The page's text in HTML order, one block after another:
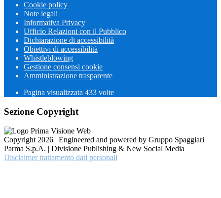
Cookie policy
Note legali
Informativa Privacy
Ufficio Relazioni con il Pubblico
Dichiarazione di accessibilità
Obiettivi di accessibilità
Whistleblowing
Gestione consensi cookie
Amministrazione trasparente
Pagina visualizzata 433 volte
Sezione Copyright
Copyright 2026 | Engineered and powered by Gruppo Spaggiari
Parma S.p.A. | Divisione Publishing & New Social Media
Disclaimer trattamento dati personali